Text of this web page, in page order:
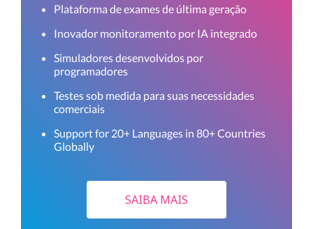
Plataforma de exames de última geração
Inovador monitoramento por IA integrado
Simuladores desenvolvidos por
programadores
Testes sob medida para suas necessidades
comerciais
Support for 20+ Languages in 80+ Countries
Globally
SAIBA MAIS